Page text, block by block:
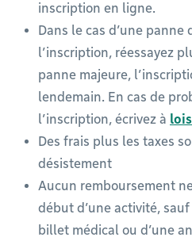
inscription en ligne.
Dans le cas d’une panne
l’inscription, réessayez
panne majeure,
lendemain. En cas de
l’inscription, écrivez à
Des frais plus les taxes
désistement
Aucun remboursement
début d’une activité,
billet médical ou d’une